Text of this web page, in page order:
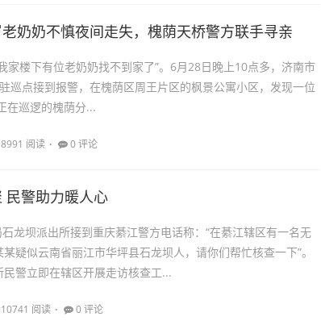
奶奶不慎夜间走失，槐荫天桥警方联手寻亲
家楼下有位老奶奶找不到家了”。6月28日晚上10点多，济南市
巡点接到报警，在槐荫区周王片区的枫景公寓小区，发现一位
在巡逻的槐荫分...
8991 阅读 0 评论
民警助力暖人心
龙坝派出所接到重庆綦江警方电话称：“在綦江辖区有一名无
疑似云南省丽江市华坪县石龙坝人，请你们帮忙核查一下”。
警立即在辖区开展走访核查工...
10741 阅读 0 评论